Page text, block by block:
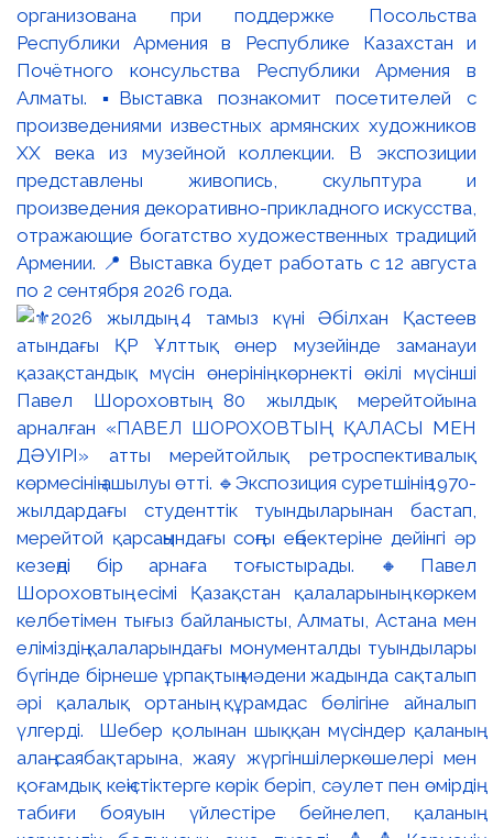
организована при поддержке Посольства
Республики Армения в Республике Казахстан и
Почётного консульства Республики Армения в
Алматы. ▪️Выставка познакомит посетителей с
произведениями известных армянских художников
XX века из музейной коллекции. В экспозиции
представлены живопись, скульптура и
произведения декоративно-прикладного искусства,
отражающие богатство художественных традиций
Армении. 📍 Выставка будет работать с 12 августа
по 2 сентября 2026 года.